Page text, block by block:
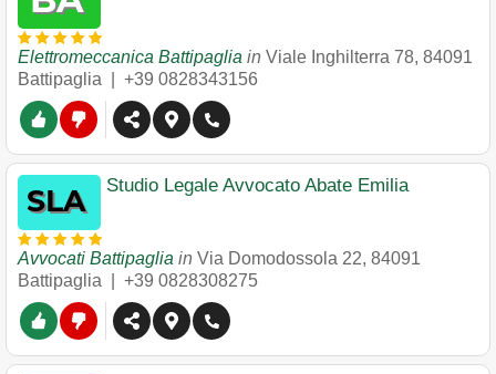
Elettromeccanica Battipaglia in Viale Inghilterra 78, 84091
Battipaglia
+39 0828343156
Studio Legale Avvocato Abate Emilia
Avvocati Battipaglia in Via Domodossola 22, 84091
Battipaglia
+39 0828308275